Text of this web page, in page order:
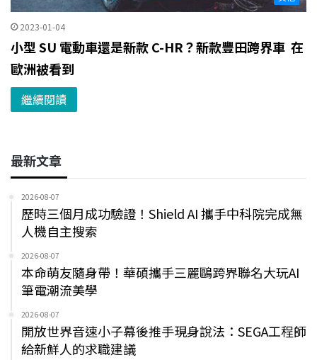
2023-01-04
小型 SU 電動車還是新款 C-HR？新款豐田跨界車 在
歐洲被看到
繼續閱讀
最新文章
2026-08-07
歷時三個月成功驗證！Shield AI 攜手中科院完成無
人機自主搜索
2026-08-07
本命萌友隨身帶！華碩攜手三麗鷗跨界聯名大玩AI
筆電潮流美學
2026-08-07
開放世界音速小子幕後推手現身說法：SEGA工程師
給新鮮人的求職建議